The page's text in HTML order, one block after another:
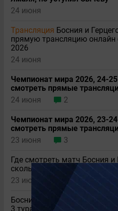
24 июня
Трансляция Босния и
прямую трансляцию онлайн
2026
24 июня
Чемпионат мира 2026, 24-
смотреть прямые
24 июня
2
Чемпионат мира 2026, 23-
смотреть прямые
23 июня
3
Где смотреть матч Босния
сколько прямая трансляция
23 июня
Босния и Герцеговина –
3 тура Чемпионата мира 2026